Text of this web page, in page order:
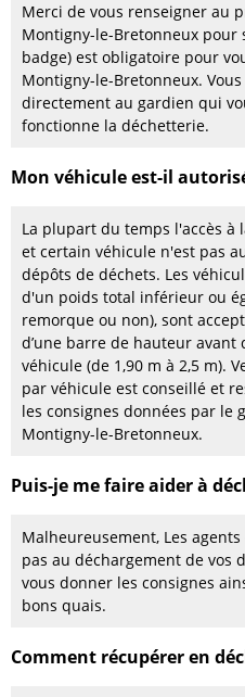
Merci de vous renseigner au
Montigny-le-Bretonneux pour
badge) est obligatoire pour
Montigny-le-Bretonneux.
directement au gardien qui
fonctionne la déchetterie.
Mon véhicule est-il
La plupart du temps l'accès
et certain véhicule n'est pas
dépôts de déchets. Les
d'un poids total inférieur ou
remorque ou non), sont
d’une barre de hauteur avant
véhicule (de 1,90 m à 2,5 m).
par véhicule est conseillé et
les consignes données par le
Montigny-le-Bretonneux.
Puis-je me faire aider à
Malheureusement, Les
pas au déchargement de vos
vous donner les consignes
bons quais.
Comment récupérer en